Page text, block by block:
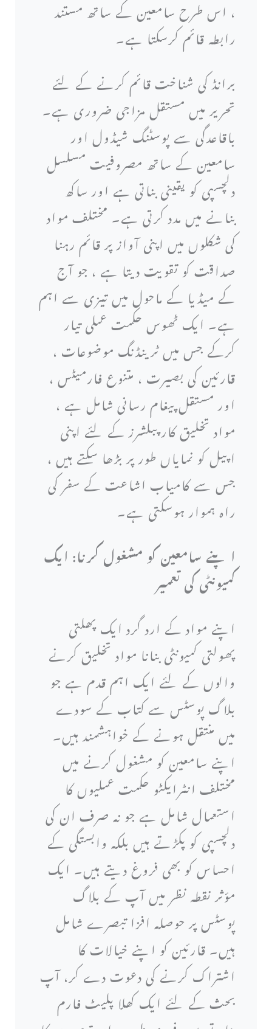
، اس طرح سامعین کے ساتھ مستند
رابطہ قائم کرسکتا ہے۔
برانڈ کی شناخت قائم کرنے کے لئے
تحریر میں مستقل مزاجی ضروری ہے۔
باقاعدگی سے پوسٹنگ شیڈول اور
سامعین کے ساتھ مصروفیت مسلسل
دلچسپی کو یقینی بناتی ہے اور ساکھ
بنانے میں مدد کرتی ہے۔ مختلف مواد
کی شکلوں میں اپنی آواز پر قائم رہنا
صداقت کو تقویت دیتا ہے ، جو آج
کے میڈیا کے ماحول میں تیزی سے اہم
ہے۔ ایک ٹھوس حکمت عملی تیار
کرکے جس میں ٹرینڈنگ موضوعات ،
قارئین کی بصیرت ، متنوع فارمیٹس ،
اور مستقل پیغام رسانی شامل ہے ،
مواد تخلیق کار پبلشرز کے لئے اپنی
اپیل کو نمایاں طور پر بڑھا سکتے ہیں ،
جس سے کامیاب اشاعت کے سفر کی
راہ ہموار ہوسکتی ہے۔
اپنے سامعین کو مشغول کرنا: ایک
کمیونٹی کی تعمیر
اپنے مواد کے ارد گرد ایک پھلتی
پھولتی کمیونٹی بنانا مواد تخلیق کرنے
والوں کے لئے ایک اہم قدم ہے جو
بلاگ پوسٹس سے کتاب کے سودے
میں منتقل ہونے کے خواہشمند ہیں۔
اپنے سامعین کو مشغول کرنے میں
مختلف انٹرایکٹو حکمت عملیوں کا
استعمال شامل ہے جو نہ صرف ان کی
دلچسپی کو پکڑتے ہیں بلکہ وابستگی کے
احساس کو بھی فروغ دیتے ہیں۔ ایک
مؤثر نقطہ نظر میں آپ کے بلاگ
پوسٹس پر حوصلہ افزا تبصرے شامل
ہیں۔ قارئین کو اپنے خیالات کا
اشتراک کرنے کی دعوت دے کر، آپ
بحث کے لئے ایک کھلا پلیٹ فارم